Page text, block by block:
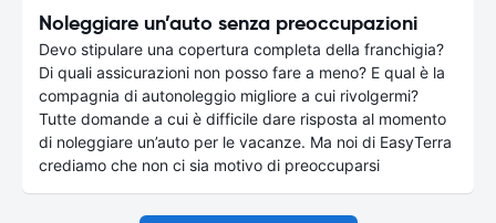
Noleggiare un’auto senza preoccupazioni
Devo stipulare una copertura completa della franchigia?
Di quali assicurazioni non posso fare a meno? E qual è la
compagnia di autonoleggio migliore a cui rivolgermi?
Tutte domande a cui è difficile dare risposta al momento
di noleggiare un’auto per le vacanze. Ma noi di EasyTerra
crediamo che non ci sia motivo di preoccuparsi